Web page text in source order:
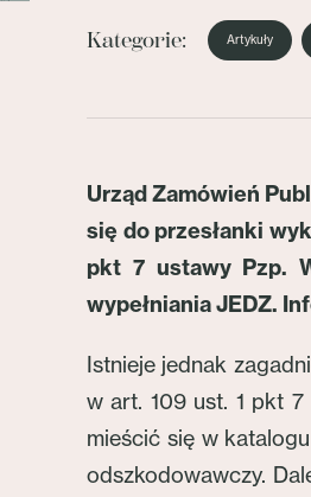
Kategorie: Artykuły
Urząd Zamówień
się do przesłanki
pkt 7 ustawy Pzp.
wypełniania JEDZ.
Istnieje jednak
w art. 109 ust. 1 pkt 7
mieścić się w
odszkodowawczy.